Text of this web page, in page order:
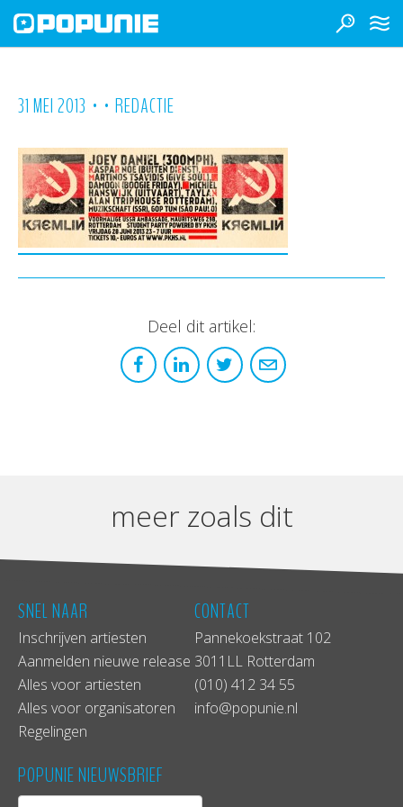
31 MEI 2013 • • REDACTIE
Deel dit artikel:
meer zoals dit
SNEL NAAR
Inschrijven artiesten
Aanmelden nieuwe release
Alles voor artiesten
Alles voor organisatoren
Regelingen
CONTACT
Pannekoekstraat 102
3011LL Rotterdam
(010) 412 34 55
info@popunie.nl
POPUNIE NIEUWSBRIEF